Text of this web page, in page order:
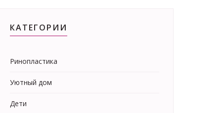
КАТЕГОРИИ
Ринопластика
Уютный дом
Дети